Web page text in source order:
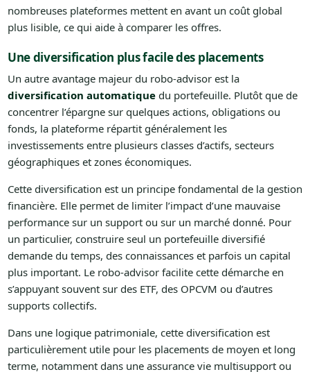
nombreuses plateformes mettent en avant un coût global
plus lisible, ce qui aide à comparer les offres.
Une diversification plus facile des placements
Un autre avantage majeur du robo-advisor est la
diversification automatiquedu portefeuille. Plutôt que de
concentrer l’épargne sur quelques actions, obligations ou
fonds, la plateforme répartit généralement les
investissements entre plusieurs classes d’actifs, secteurs
géographiques et zones économiques.
Cette diversification est un principe fondamental de la gestion
financière. Elle permet de limiter l’impact d’une mauvaise
performance sur un support ou sur un marché donné. Pour
un particulier, construire seul un portefeuille diversifié
demande du temps, des connaissances et parfois un capital
plus important. Le robo-advisor facilite cette démarche en
s’appuyant souvent sur des ETF, des OPCVM ou d’autres
supports collectifs.
Dans une logique patrimoniale, cette diversification est
particulièrement utile pour les placements de moyen et long
terme, notamment dans une assurance vie multisupport ou